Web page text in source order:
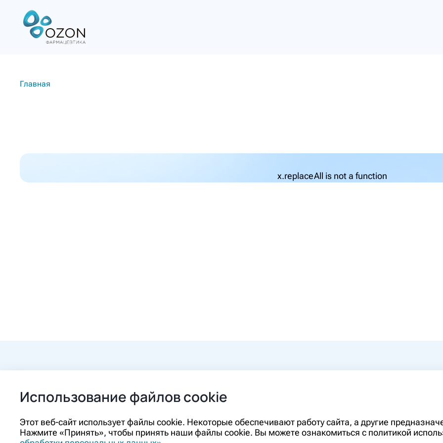
Главная
x.replaceAll is not a function
+7 (84862) 2-90-00
ozon@ozon-pharm.ru
Информация, представленная на
диагностики и лечения и не может
необходимо ознакомиться с
Использование файлов cookie
Этот веб-сайт использует файлы cookie. Некоторые обеспечивают работу сайта, а другие
Нажмите «Принять», чтобы принять наши файлы cookie. Вы можете ознакомиться с политикой